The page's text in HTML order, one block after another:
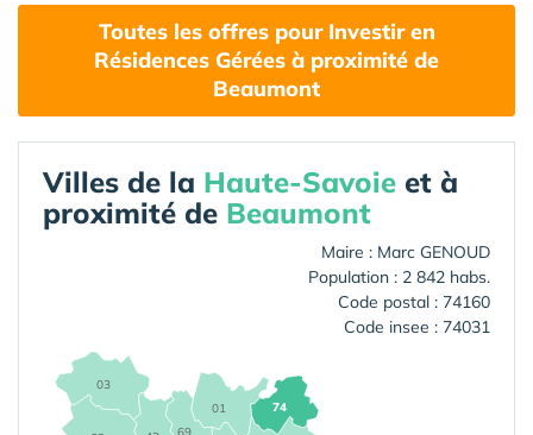
Toutes les offres pour Investir en
Résidences Gérées à proximité de
Beaumont
Villes de la Haute-Savoie et à
proximité de Beaumont
Maire : Marc GENOUD
Population : 2 842 habs.
Code postal : 74160
Code insee : 74031
01
03
69
74